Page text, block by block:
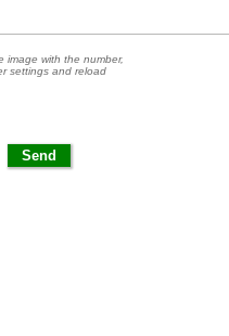
image with the number,
settings and reload